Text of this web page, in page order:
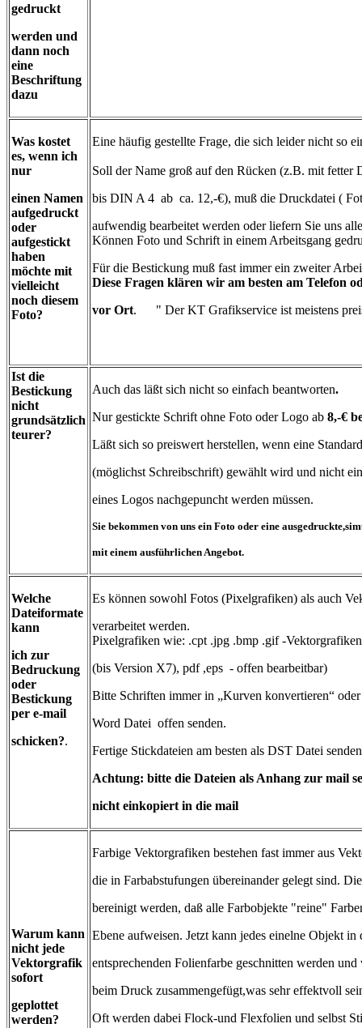
gedruckt
werden und
dann noch
eine
Beschriftung
dazu
Was kostet
es, wenn ich
nur
einen Namen
aufgedruckt
oder
aufgestickt
haben
möchte mit
vielleicht
noch diesem
Foto?
Eine häufig gestellte Frage, die sich leider nicht so
Soll der Name groß auf den Rücken (z.B. mit fetter
bis DIN A 4 ab ca. 12,-€), muß die Druckdatei (
aufwendig bearbeitet werden oder liefern Sie uns
Können Foto und Schrift in einem Arbeitsgang
Für die Bestickung muß fast immer ein zweiter
Diese Fragen klären wir am besten am Telefon
vor Ort. " Der KT Grafikservice ist meistens
Ist die
Bestickung
nicht
grundsätzlich
teurer?
Auch das läßt sich nicht so einfach beantworten.
Nur gestickte Schrift ohne Foto oder Logo ab 8,-€
Läßt sich so preiswert herstellen, wenn eine
(möglichst Schreibschrift) gewählt wird und nicht
eines Logos nachgepuncht werden müssen.
Sie bekommen von uns ein Foto oder eine
mit einem ausführlichen Angebot.
Welche
Dateiformate
kann
ich zur
Bedruckung
oder
Bestickung
per e-mail
schicken?.
Es können sowohl Fotos (Pixelgrafiken) als auch
verarbeitet werden.
Pixelgrafiken wie: .cpt .jpg .bmp .gif -
(bis Version X7), pdf ,eps - offen bearbeitbar)
Bitte Schriften immer in „Kurven konvertieren“
Word Datei offen senden.
Fertige Stickdateien am besten als DST Datei
Achtung: bitte die Dateien als Anhang zur mail
nicht einkopiert in die mail
Warum kann
nicht jede
Vektorgrafik
sofort
geplottet
werden?
Farbige Vektorgrafiken bestehen fast immer aus
die in Farbabstufungen übereinander gelegt sind.
bereinigt werden, daß alle Farbobjekte "reine"
Ebene aufweisen. Jetzt kann jedes einelne Objekt in
entsprechenden Folienfarbe geschnitten werden
beim Druck zusammengefügt,was sehr effektvoll
Oft werden dabei Flock-und Flexfolien und selbst